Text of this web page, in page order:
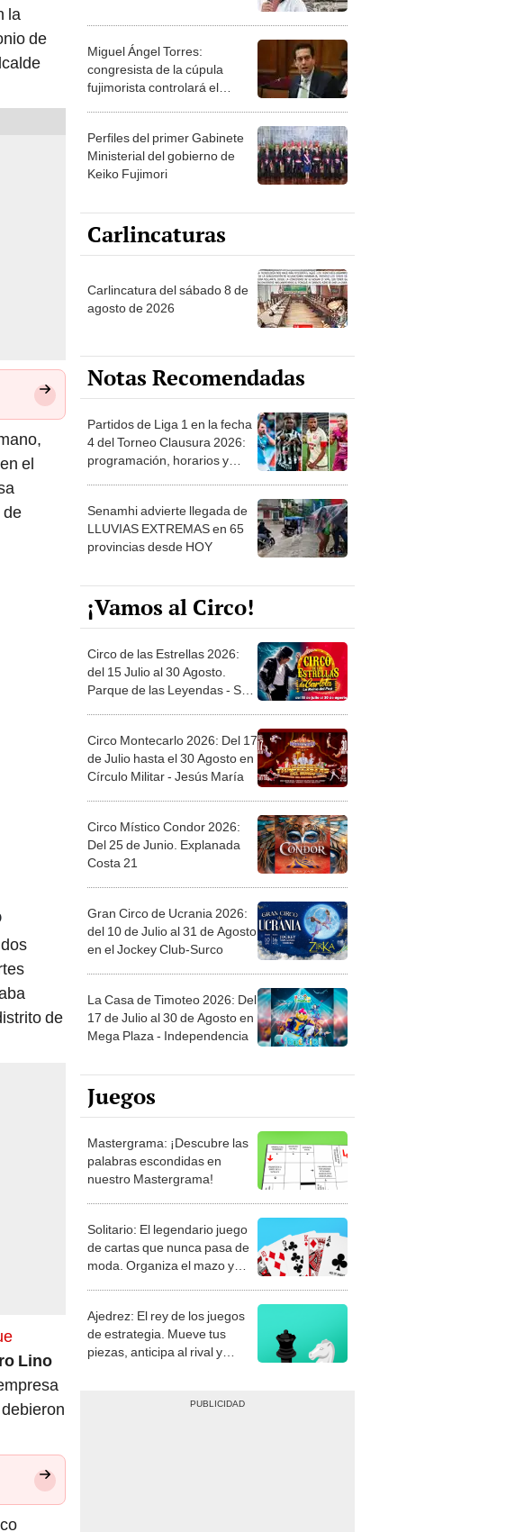
la
de
el
de
de
Lino
Miguel Ángel Torres:
congresista de la cúpula
fujimorista controlará el
Perfiles del primer Gabinete
Ministerial del gobierno de
Keiko Fujimori
Carlincaturas
Carlincatura del sábado 8 de
agosto de 2026
Notas Recomendadas
Partidos de Liga 1 en la fecha
4 del Torneo Clausura 2026:
programación, horarios y
Senamhi advierte llegada de
LLUVIAS EXTREMAS en 65
provincias desde HOY
¡Vamos al Circo!
Circo de las Estrellas 2026:
del 15 Julio al 30 Agosto.
Parque de las Leyendas - San
Circo Montecarlo 2026: Del 17
de Julio hasta el 30 Agosto en
Círculo Militar - Jesús María
Circo Místico Condor 2026:
Del 25 de Junio. Explanada
Costa 21
Gran Circo de Ucrania 2026:
del 10 de Julio al 31 de Agosto
en el Jockey Club-Surco
La Casa de Timoteo 2026: Del
17 de Julio al 30 de Agosto en
Mega Plaza - Independencia
Juegos
Mastergrama: ¡Descubre las
palabras escondidas en
nuestro Mastergrama!
Solitario: El legendario juego
de cartas que nunca pasa de
moda. Organiza el mazo y
Ajedrez: El rey de los juegos
de estrategia. Mueve tus
piezas, anticipa al rival y